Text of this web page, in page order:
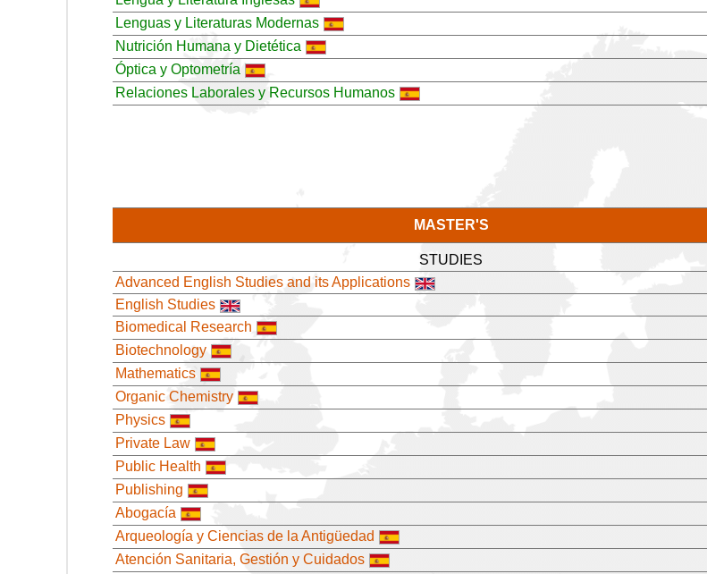
Lenguas y Literaturas Modernas
Nutrición Humana y Dietética
Óptica y Optometría
Relaciones Laborales y Recursos Humanos
MASTER'S
STUDIES
Advanced English Studies and its Applications
English Studies
Biomedical Research
Biotechnology
Mathematics
Organic Chemistry
Physics
Private Law
Public Health
Publishing
Abogacía
Arqueología y Ciencias de la Antigüedad
Atención Sanitaria, Gestión y Cuidados